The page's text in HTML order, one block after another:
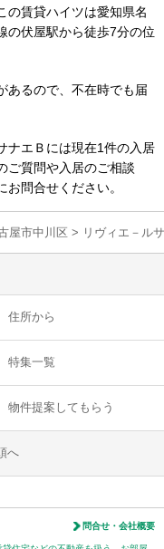
の賃貸ハイツは愛知県名
の伏屋駅から徒歩7分の位
あるので、不在時でも届
ナエＢには現在1件の入居
ご質問や入居のご相談
問合せください。
屋市中川区 > リヴィエ－ル
住所から
特集一覧
物件提案してもらう
へ
問合せ・会社概要